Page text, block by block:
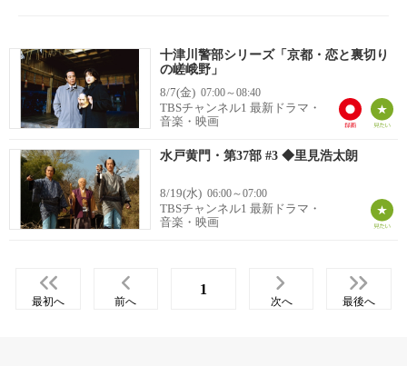
十津川警部シリーズ「京都・恋と裏切り
の嵯峨野」
8/7(金) 07:00～08:40
TBSチャンネル1 最新ドラマ・
音楽・映画
水戸黄門・第37部 #3 ◆里見浩太朗
8/19(水) 06:00～07:00
TBSチャンネル1 最新ドラマ・
音楽・映画
最初へ 前へ
1
次へ 最後へ